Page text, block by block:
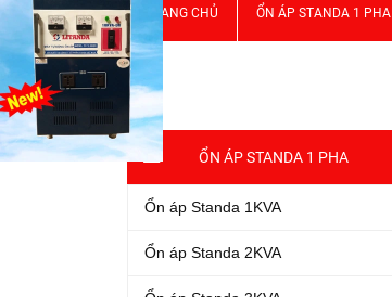
TRANG CHỦ ỔN ÁP STANDA 1 PHA
ỔN ÁP STANDA 1 PHA
Ổn áp Standa 1KVA
Ổn áp Standa 2KVA